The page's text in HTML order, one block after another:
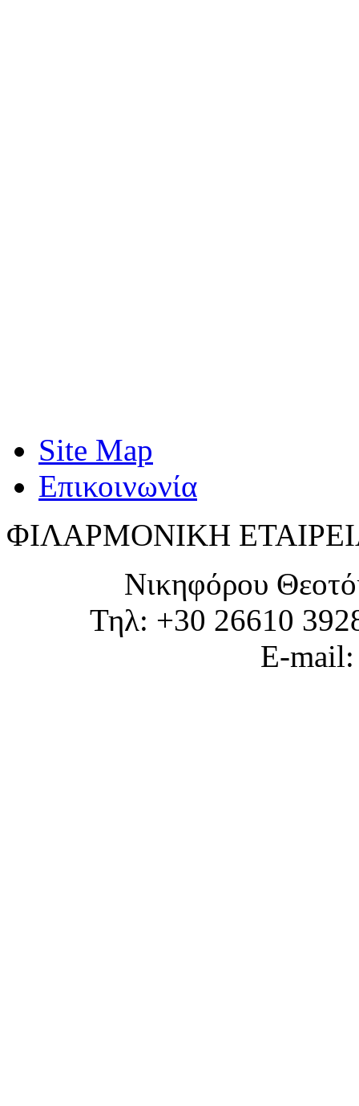
Site Map
Επικοινωνία
ΦΙΛΑΡΜΟΝΙΚΗ
Νικηφόρου
Τηλ: +30 26610
E-